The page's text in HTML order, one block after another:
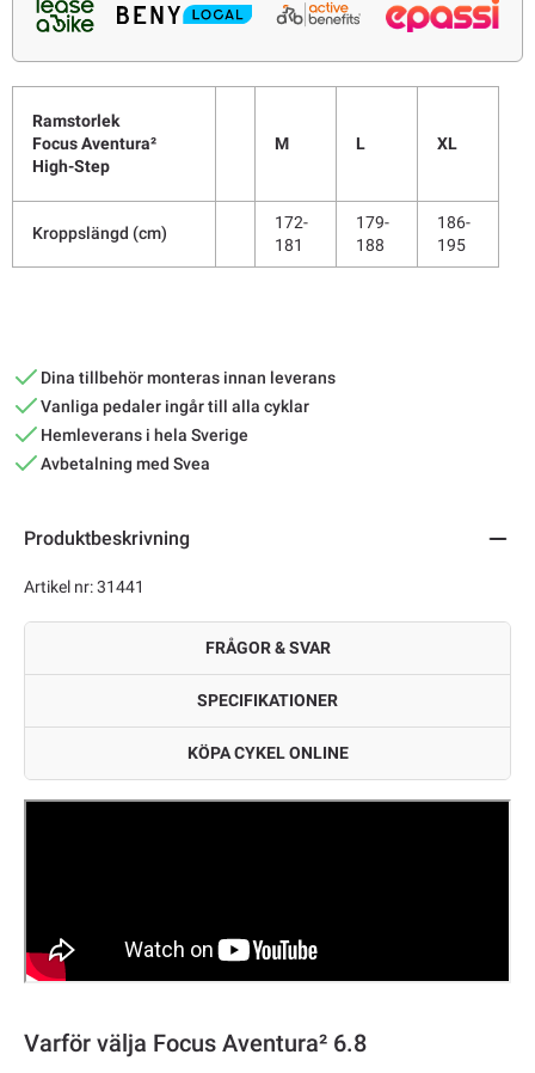
Ramstorlek
Focus Aventura²
High-Step
M L XL
Kroppslängd (cm)
172-
181
179-
188
186-
195
Dina tillbehör monteras innan leverans
Vanliga pedaler ingår till alla cyklar
Hemleverans i hela Sverige
Avbetalning med Svea
Produktbeskrivning
Artikel nr: 31441
FRÅGOR & SVAR
SPECIFIKATIONER
KÖPA CYKEL ONLINE
Varför välja Focus Aventura² 6.8